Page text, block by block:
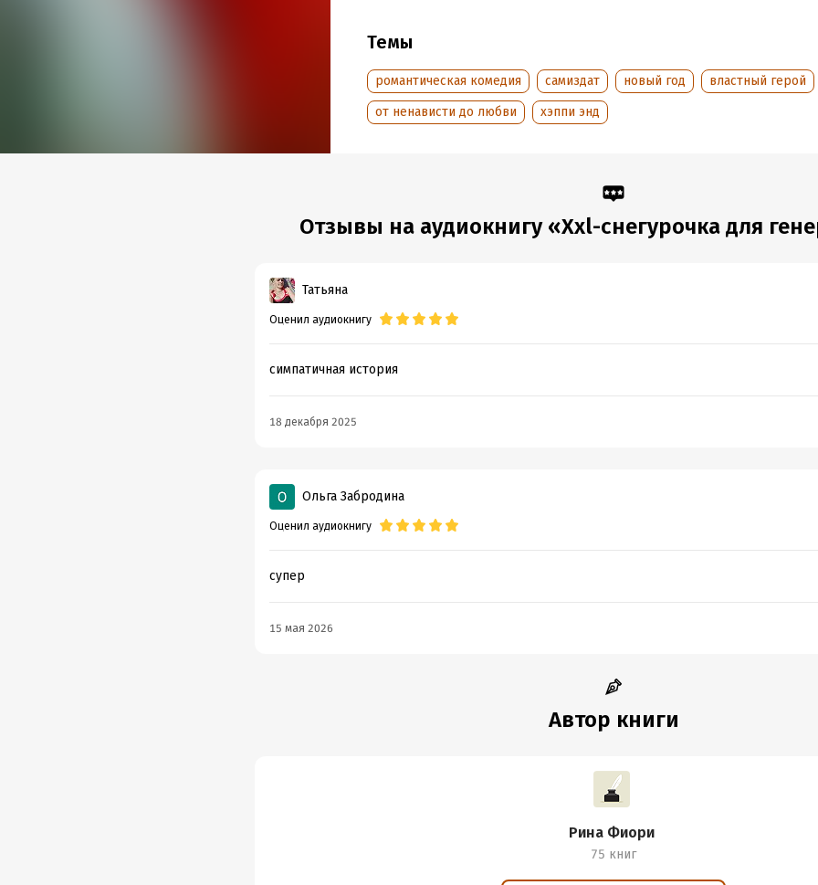
Темы
романтическая комедия самиздат новый год
властный герой
от ненависти до любви
хэппи энд
Отзывы на аудиокнигу «Xxl-снегурочка для
Татьяна
Оценил аудиокнигу
симпатичная история
18 декабря 2025
Ольга Забродина
Оценил аудиокнигу
супер
15 мая 2026
Автор книги
Рина Фиори
75 книг